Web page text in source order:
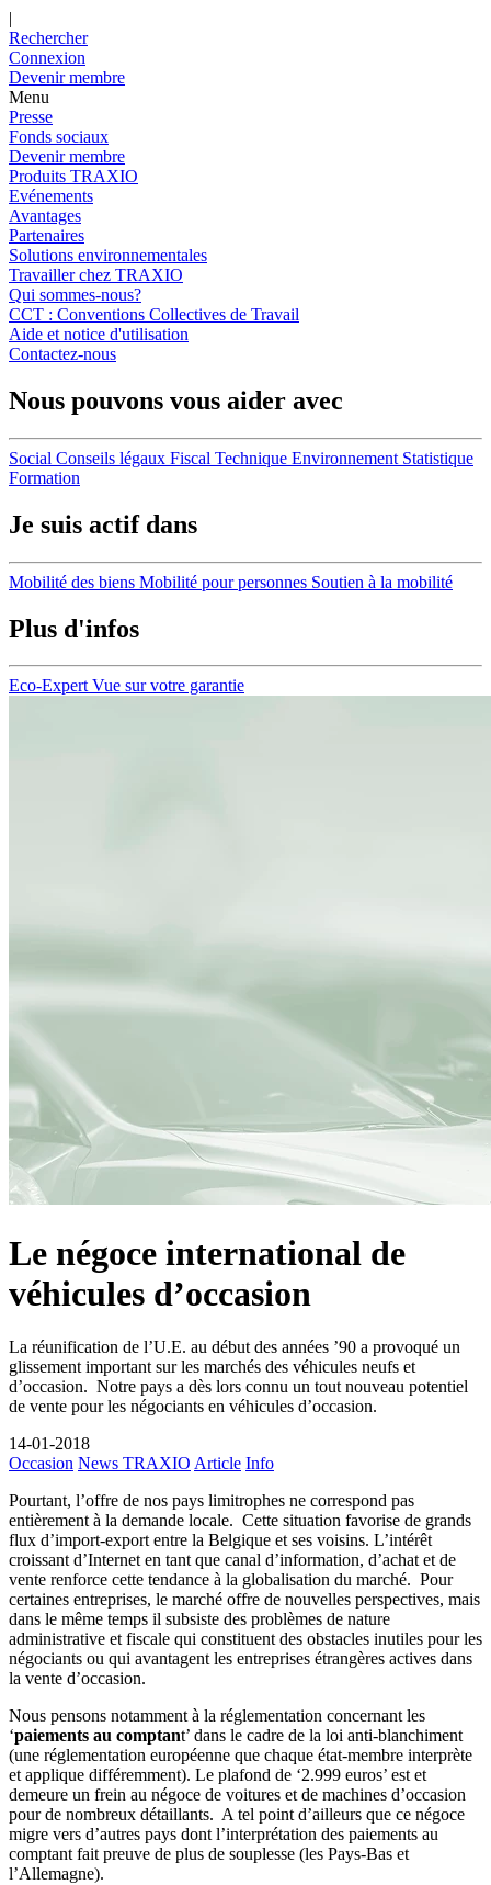
|
Rechercher
Connexion
Devenir membre
Menu
Presse
Fonds sociaux
Devenir membre
Produits TRAXIO
Evénements
Avantages
Partenaires
Solutions environnementales
Travailler chez TRAXIO
Qui sommes-nous?
CCT : Conventions Collectives de Travail
Aide et notice d'utilisation
Contactez-nous
Nous pouvons vous aider avec
Social Conseils légaux Fiscal Technique Environnement Statistique
Formation
Je suis actif dans
Mobilité des biens Mobilité pour personnes Soutien à la mobilité
Plus d'infos
Eco-Expert Vue sur votre garantie
Le négoce international de
véhicules d’occasion
La réunification de l’U.E. au début des années ’90 a provoqué un
glissement important sur les marchés des véhicules neufs et
d’occasion. Notre pays a dès lors connu un tout nouveau potentiel
de vente pour les négociants en véhicules d’occasion.
14-01-2018
Occasion News TRAXIO Article Info
Pourtant, l’offre de nos pays limitrophes ne correspond pas
entièrement à la demande locale. Cette situation favorise de grands
flux d’import-export entre la Belgique et ses voisins. L’intérêt
croissant d’Internet en tant que canal d’information, d’achat et de
vente renforce cette tendance à la globalisation du marché. Pour
certaines entreprises, le marché offre de nouvelles perspectives, mais
dans le même temps il subsiste des problèmes de nature
administrative et fiscale qui constituent des obstacles inutiles pour les
négociants ou qui avantagent les entreprises étrangères actives dans
la vente d’occasion.
Nous pensons notamment à la réglementation concernant les
‘paiements au comptant’ dans le cadre de la loi anti-blanchiment
(une réglementation européenne que chaque état-membre interprète
et applique différemment). Le plafond de ‘2.999 euros’ est et
demeure un frein au négoce de voitures et de machines d’occasion
pour de nombreux détaillants. A tel point d’ailleurs que ce négoce
migre vers d’autres pays dont l’interprétation des paiements au
comptant fait preuve de plus de souplesse (les Pays-Bas et
l’Allemagne).